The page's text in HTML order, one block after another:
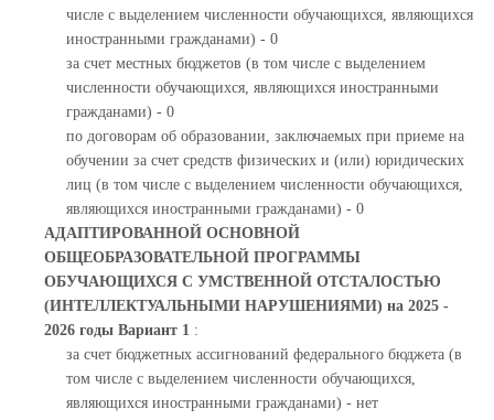
числе с выделением численности обучающихся, являющихся
иностранными гражданами) - 0
за счет местных бюджетов (в том числе с выделением
численности обучающихся, являющихся иностранными
гражданами) - 0
по договорам об образовании, заключаемых при приеме на
обучении за счет средств физических и (или) юридических
лиц (в том числе с выделением численности обучающихся,
являющихся иностранными гражданами) - 0
АДАПТИРОВАННОЙ ОСНОВНОЙ
ОБЩЕОБРАЗОВАТЕЛЬНОЙ ПРОГРАММЫ
ОБУЧАЮЩИХСЯ С УМСТВЕННОЙ ОТСТАЛОСТЬЮ
(ИНТЕЛЛЕКТУАЛЬНЫМИ НАРУШЕНИЯМИ) на 2025 -
2026 годы Вариант 1 :
за счет бюджетных ассигнований федерального бюджета (в
том числе с выделением численности обучающихся,
являющихся иностранными гражданами) - нет